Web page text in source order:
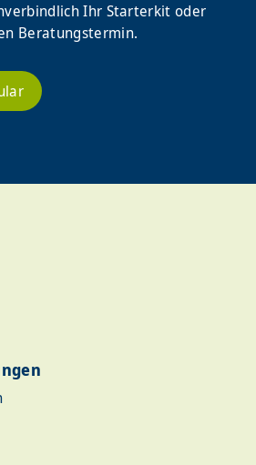
Ihr Starterkit oder
Beratungstermin.